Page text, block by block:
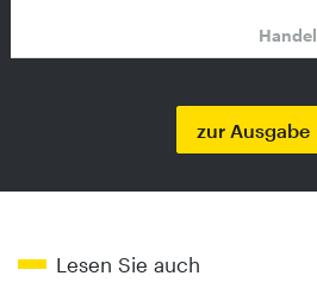
Handel
zur Ausgabe
Lesen Sie auch